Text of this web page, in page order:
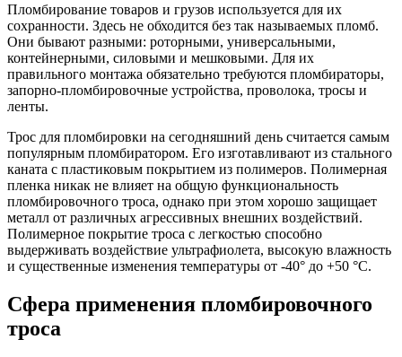
Пломбирование товаров и грузов используется для их
сохранности. Здесь не обходится без так называемых пломб.
Они бывают разными: роторными, универсальными,
контейнерными, силовыми и мешковыми. Для их
правильного монтажа обязательно требуются пломбираторы,
запорно-пломбировочные устройства, проволока, тросы и
ленты.
Трос для пломбировки на сегодняшний день считается самым
популярным пломбиратором. Его изготавливают из стального
каната с пластиковым покрытием из полимеров. Полимерная
пленка никак не влияет на общую функциональность
пломбировочного троса, однако при этом хорошо защищает
металл от различных агрессивных внешних воздействий.
Полимерное покрытие троса с легкостью способно
выдерживать воздействие ультрафиолета, высокую влажность
и существенные изменения температуры от -40° до +50 °С.
Сфера применения пломбировочного
троса